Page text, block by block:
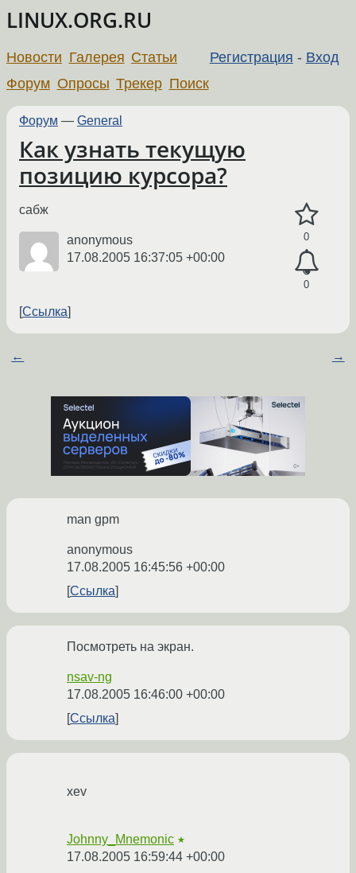
LINUX.ORG.RU
Регистрация - Вход
Новости Галерея Статьи
Форум Опросы Трекер Поиск
Форум — General
Как узнать текущую
позицию курсора?
0
0
сабж
anonymous
17.08.2005 16:37:05 +00:00
Ссылка
← →
man gpm
anonymous
17.08.2005 16:45:56 +00:00
Ссылка
Посмотреть на экран.
nsav-ng
17.08.2005 16:46:00 +00:00
Ссылка
xev
Johnny_Mnemonic ★
17.08.2005 16:59:44 +00:00